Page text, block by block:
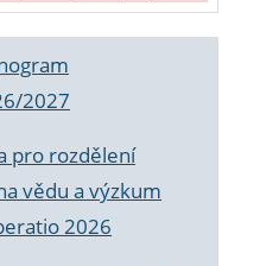
2027
pro rozdělení
vědu a výzkum
2026